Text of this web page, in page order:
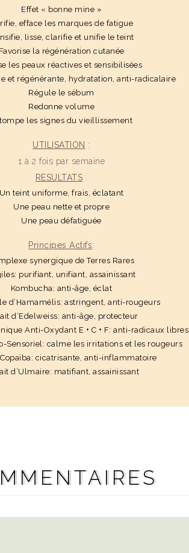
Effet « bonne mine »
efface les marques de fatigue
lisse, clarifie et unifie le teint
Favorise la régénération cutanée
les peaux réactives et sensibilisées
et régénérante, hydratation, anti-radicalaire
Régule le sébum
Redonne volume
les signes du vieillissement
UTILISATION :
1 à 2 fois par semaine
RESULTATS :
Un teint uniforme, frais, éclatant
Une peau nette et propre
Une peau défatiguée
Principes Actifs:
synergique de Terres Rares
purifiant, unifiant, assainissant
Kombucha: anti-âge, éclat
d’Hamamélis: astringent, anti-rougeurs
d’Edelweiss: anti-âge, protecteur
Anti-Oxydant E + C + F: anti-radicaux libres
Sensoriel: calme les irritations et les rougeurs
cicatrisante, anti-inflammatoire
d’Ulmaire: matifiant, assainissant